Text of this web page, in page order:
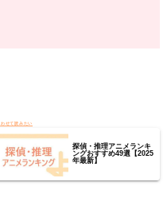
探偵・推理アニメランキ
ングおすすめ49選【2025
年最新】